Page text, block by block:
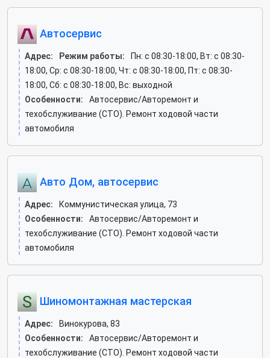
Автосервис
Адрес: Режим работы:
Пн: c 08:30-18:00, Вт: c 08:30-
18:00, Ср: c 08:30-18:00, Чт: c 08:30-18:00, Пт: c 08:30-
18:00, Сб: c 08:30-18:00, Вс: выходной
Особенности:
Автосервис/Авторемонт и
техобслуживание (СТО). Ремонт ходовой части
автомобиля
Авто Дом, автосервис
Адрес:
Коммунистическая улица, 73
Особенности:
Автосервис/Авторемонт и
техобслуживание (СТО). Ремонт ходовой части
автомобиля
Шиномонтажная мастерская
Адрес:
Винокурова, 83
Особенности:
Автосервис/Авторемонт и
техобслуживание (СТО). Ремонт ходовой части